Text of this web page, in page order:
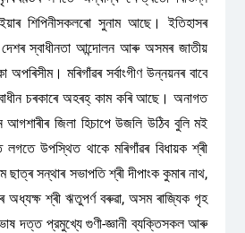
শিপিনীসকলৰো সুনাম আছে। ইতিহাসৰ
দেশৰ স্বাধীনতা আন্দোলন আৰু অসমৰ জাতীয়
অপৰিসীম। মৰিগাঁৱৰ সৰ্বাংগীণ উন্নয়নৰ বাবে
চৰকাৰে অহৰহ্ কাম কৰি আছে। অনাগত
জিলা হিচাপে উজলি উঠিব বুলি মই
উপস্থিত থাকে মৰিগাঁৱৰ বিধায়ক শ্ৰী
সন্থাৰ সভাপতি শ্ৰী দীপাংক কুমাৰ নাথ,
অধ্যক্ষ শ্ৰী ঋতুপৰ্ণ বৰুৱা, অসম ৰাজ্যিক গৃহ
দত্ত প্রমুখ্যে গুণী-জ্ঞানী ব্যক্তিসকল আৰু